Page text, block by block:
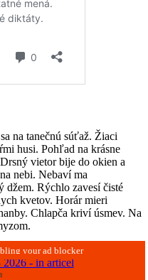
na tanečnú súťaž. Žiaci
husi. Pohľad na krásne
vietor bije do okien a
nebi. Nebaví ma
džem. Rýchlo zavesí čisté
kvetov. Horár mieri
Chlapča kriví úsmev. Na